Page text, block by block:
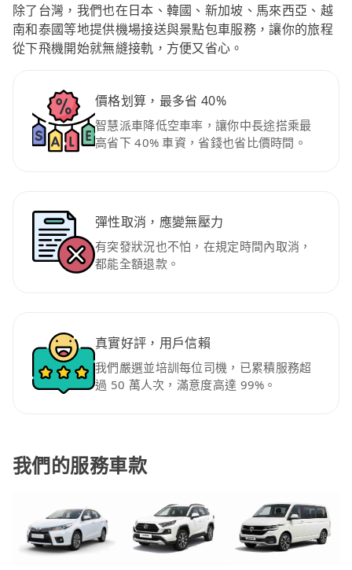
除了台灣，我們也在日本、韓國、新加坡、馬來西亞、越
南和泰國等地提供機場接送與景點包車服務，讓你的旅程
從下飛機開始就無縫接軌，方便又省心。
價格划算，最多省 40%
智慧派車降低空車率，讓你中長途搭乘最
高省下 40% 車資，省錢也省比價時間。
彈性取消，應變無壓力
有突發狀況也不怕，在規定時間內取消，
都能全額退款。
真實好評，用戶信賴
我們嚴選並培訓每位司機，已累積服務超
過 50 萬人次，滿意度高達 99%。
我們的服務車款